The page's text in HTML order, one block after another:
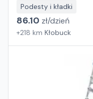
Podesty i kładki
86.10 zł/dzień
+218 km Kłobuck